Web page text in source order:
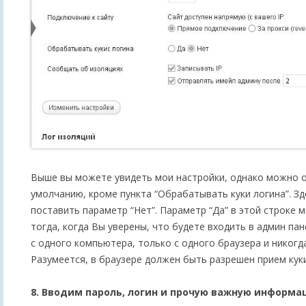
Выше вы можете увидеть мои настройки, однако можно
умолчанию, кроме пункта “Обрабатывать куки логина”.
поставить параметр “Нет”. Параметр “Да” в этой строке
тогда, когда Вы уверены, что будете входить в админ
с одного компьютера, только с одного браузера и
Разумеется, в браузере должен быть разрешен прием
8. Вводим пароль, логин и прочую важную